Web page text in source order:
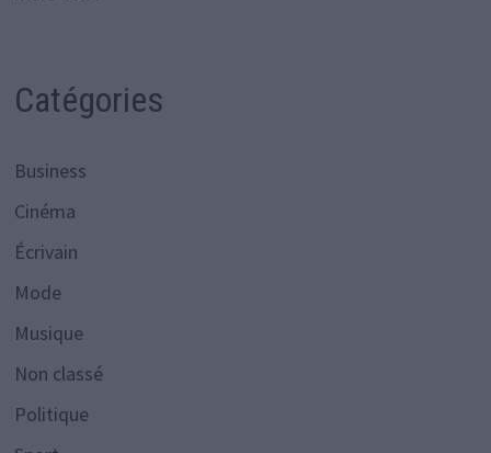
Catégories
Business
Cinéma
Écrivain
Mode
Musique
Non classé
Politique